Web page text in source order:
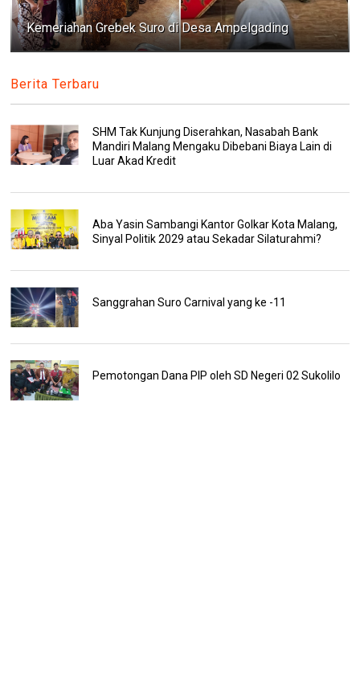
Kemeriahan Grebek Suro di Desa Ampelgading
Berita Terbaru
SHM Tak Kunjung Diserahkan, Nasabah Bank
Mandiri Malang Mengaku Dibebani Biaya Lain di
Luar Akad Kredit
Aba Yasin Sambangi Kantor Golkar Kota Malang,
Sinyal Politik 2029 atau Sekadar Silaturahmi?
Sanggrahan Suro Carnival yang ke -11
Pemotongan Dana PIP oleh SD Negeri 02 Sukolilo